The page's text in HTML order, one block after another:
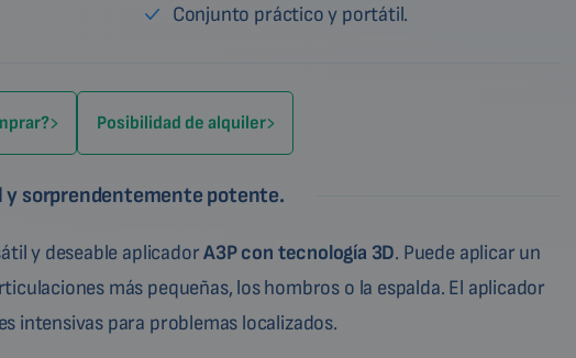
Conjunto práctico y portátil.
Posibilidad de alquiler
y sorprendentemente potente.
y deseable aplicadorA3P con tecnología 3D. Puede aplicar un
más pequeñas, los hombros o la espalda. El aplicador
intensivas para problemas localizados.